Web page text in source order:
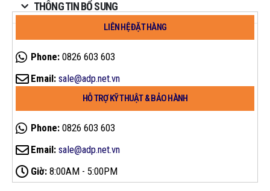
THÔNG TIN BỔ SUNG
LIÊN HỆ ĐẶT HÀNG
Phone: 0826 603 603
Email: sale@adp.net.vn
HỖ TRỢ KỸ THUẬT & BẢO HÀNH
Phone: 0826 603 603
Email: sale@adp.net.vn
Giờ: 8:00AM - 5:00PM